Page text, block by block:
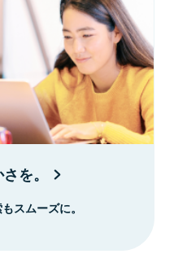
を。
スムーズに。